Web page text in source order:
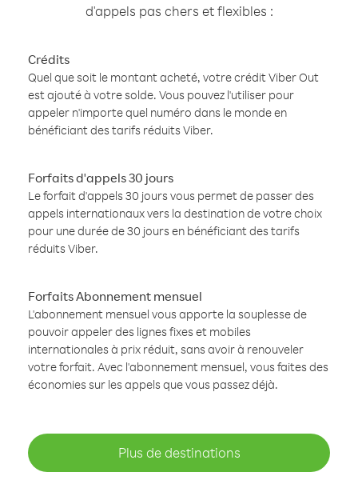
d'appels pas chers et flexibles :
Crédits
Quel que soit le montant acheté, votre crédit Viber Out
est ajouté à votre solde. Vous pouvez l'utiliser pour
appeler n'importe quel numéro dans le monde en
bénéficiant des tarifs réduits Viber.
Forfaits d'appels 30 jours
Le forfait d'appels 30 jours vous permet de passer des
appels internationaux vers la destination de votre choix
pour une durée de 30 jours en bénéficiant des tarifs
réduits Viber.
Forfaits Abonnement mensuel
L'abonnement mensuel vous apporte la souplesse de
pouvoir appeler des lignes fixes et mobiles
internationales à prix réduit, sans avoir à renouveler
votre forfait. Avec l'abonnement mensuel, vous faites des
économies sur les appels que vous passez déjà.
Plus de destinations